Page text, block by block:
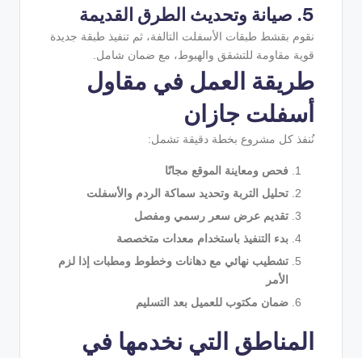
5. صيانة وتحديث الطرق القديمة
نقوم بقشط طبقات الأسفلت التالفة، ثم تنفيذ طبقة جديدة
قوية مقاومة للتشقق والهبوط، مع ضمان شامل.
طريقة العمل في مقاول
أسفلت جازان
نُنفذ كل مشروع بخطة دقيقة تشمل:
فحص ومعاينة الموقع مجانًا
تحليل التربة وتحديد سماكة الردم والأسفلت
تقديم عرض سعر رسمي ومفصل
بدء التنفيذ باستخدام معدات متخصصة
تشطيب نهائي مع دهانات وخطوط ومطبات إذا لزم
الأمر
ضمان مكتوب للعميل بعد التسليم
المناطق التي نخدمها في